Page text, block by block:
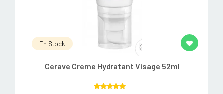
En Stock
Cerave Creme Hydratant Visage 52ml